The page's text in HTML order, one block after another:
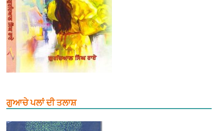
ਗੁਆਚੇ ਪਲਾਂ ਦੀ ਤਲਾਸ਼